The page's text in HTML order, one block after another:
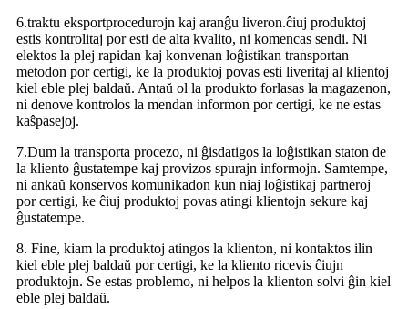
6.traktu eksportprocedurojn kaj aranĝu liveron.ĉiuj produktoj
estis kontrolitaj por esti de alta kvalito, ni komencas sendi. Ni
elektos la plej rapidan kaj konvenan loĝistikan transportan
metodon por certigi, ke la produktoj povas esti liveritaj al klientoj
kiel eble plej baldaŭ. Antaŭ ol la produkto forlasas la magazenon,
ni denove kontrolos la mendan informon por certigi, ke ne estas
kaŝpasejoj.
7.Dum la transporta procezo, ni ĝisdatigos la loĝistikan staton de
la kliento ĝustatempe kaj provizos spurajn informojn. Samtempe,
ni ankaŭ konservos komunikadon kun niaj loĝistikaj partneroj
por certigi, ke ĉiuj produktoj povas atingi klientojn sekure kaj
ĝustatempe.
8. Fine, kiam la produktoj atingos la klienton, ni kontaktos ilin
kiel eble plej baldaŭ por certigi, ke la kliento ricevis ĉiujn
produktojn. Se estas problemo, ni helpos la klienton solvi ĝin kiel
eble plej baldaŭ.